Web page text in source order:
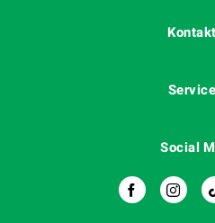
Kontakt
Service
Social